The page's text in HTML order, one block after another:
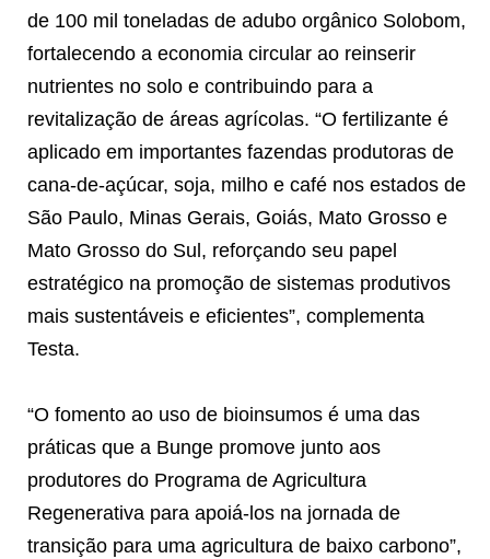
de 100 mil toneladas de adubo orgânico Solobom,
fortalecendo a economia circular ao reinserir
nutrientes no solo e contribuindo para a
revitalização de áreas agrícolas. “O fertilizante é
aplicado em importantes fazendas produtoras de
cana-de-açúcar, soja, milho e café nos estados de
São Paulo, Minas Gerais, Goiás, Mato Grosso e
Mato Grosso do Sul, reforçando seu papel
estratégico na promoção de sistemas produtivos
mais sustentáveis e eficientes”, complementa
Testa.
“O fomento ao uso de bioinsumos é uma das
práticas que a Bunge promove junto aos
produtores do Programa de Agricultura
Regenerativa para apoiá-los na jornada de
transição para uma agricultura de baixo carbono”,